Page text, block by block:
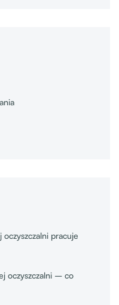
pracuje
oczyszczalni – co